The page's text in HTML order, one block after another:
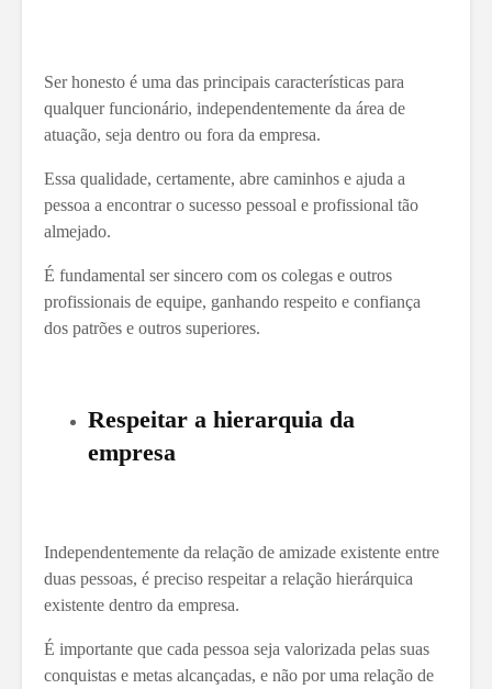
Ser honesto é uma das principais características para
qualquer funcionário, independentemente da área de
atuação, seja dentro ou fora da empresa.
Essa qualidade, certamente, abre caminhos e ajuda a
pessoa a encontrar o sucesso pessoal e profissional tão
almejado.
É fundamental ser sincero com os colegas e outros
profissionais de equipe, ganhando respeito e confiança
dos patrões e outros superiores.
Respeitar a hierarquia da
empresa
Independentemente da relação de amizade existente entre
duas pessoas, é preciso respeitar a relação hierárquica
existente dentro da empresa.
É importante que cada pessoa seja valorizada pelas suas
conquistas e metas alcançadas, e não por uma relação de